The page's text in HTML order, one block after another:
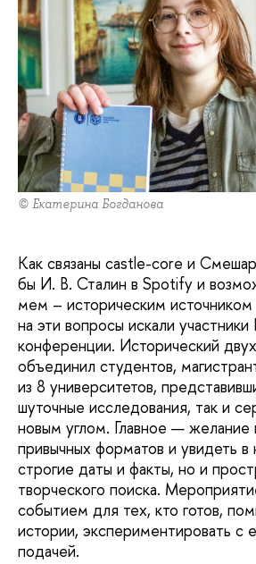
© Екатерина Богданова
Как связаны castle-core и
бы И. В. Сталин в Spotify и
мем – историческим
на эти вопросы искали
конференции. Исторический
объединил студентов,
из 8 университетов,
шуточные исследования, так и
новым углом. Главное — желание
привычных форматов и увидеть в
строгие даты и факты, но и
творческого поиска.
событием для тех, кто готов,
истории, экспериментировать с
подачей.